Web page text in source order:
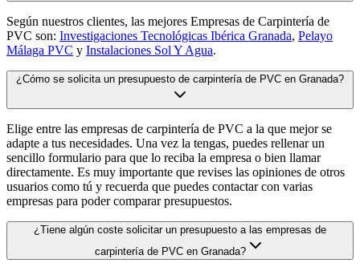
Según nuestros clientes, las mejores Empresas de Carpintería de
PVC son: Investigaciones Tecnológicas Ibérica Granada, Pelayo
Málaga PVC y Instalaciones Sol Y Agua.
¿Cómo se solicita un presupuesto de carpintería de PVC en Granada?
Elige entre las empresas de carpintería de PVC a la que mejor se
adapte a tus necesidades. Una vez la tengas, puedes rellenar un
sencillo formulario para que lo reciba la empresa o bien llamar
directamente. Es muy importante que revises las opiniones de otros
usuarios como tú y recuerda que puedes contactar con varias
empresas para poder comparar presupuestos.
¿Tiene algún coste solicitar un presupuesto a las empresas de
carpintería de PVC en Granada?